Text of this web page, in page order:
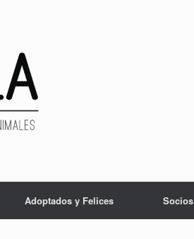
Adoptados y Felices Socios